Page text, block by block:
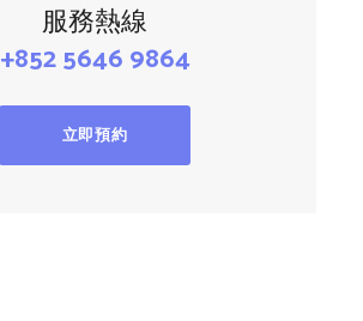
服務熱線
+852 5646 9864
立即預約